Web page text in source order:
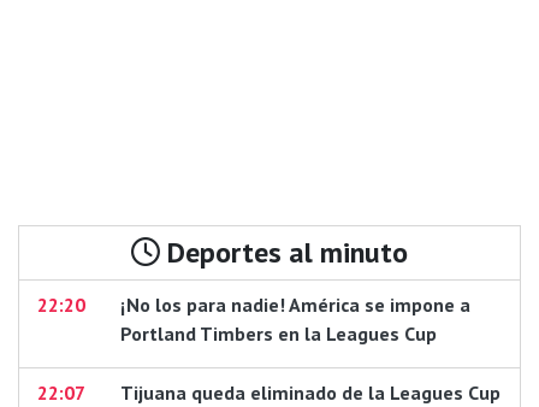
Deportes al minuto
22:20
¡No los para nadie! América se impone a
Portland Timbers en la Leagues Cup
22:07
Tijuana queda eliminado de la Leagues Cup